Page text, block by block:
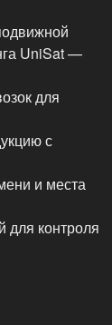
UniSat —
для
с
и места
для контроля